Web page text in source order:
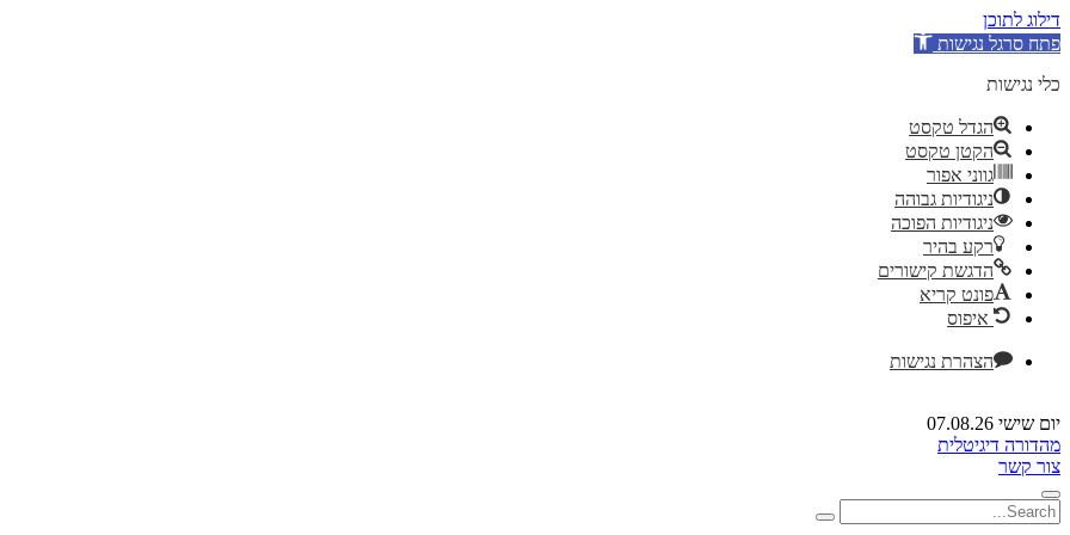
דילוג לתוכן
פתח סרגל נגישות
כלי נגישות
הגדל טקסט
הקטן טקסט
גווני אפור
ניגודיות גבוהה
ניגודיות הפוכה
רקע בהיר
הדגשת קישורים
פונט קריא
איפוס
הצהרת נגישות
יום שישי 07.08.26
מהדורה דיגיטלית
צור קשר